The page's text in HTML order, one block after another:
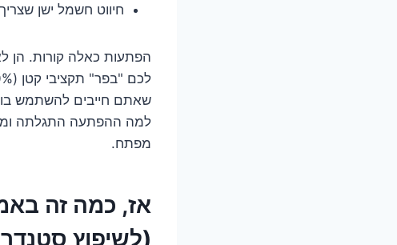
חיווט חשמל ישן
הפתעות כאלה קורות. הן
שאתם חייבים להשתמש
למה ההפתעה התגלתה ומה
מפתח.
אז, כמה זה
(לשיפוץ